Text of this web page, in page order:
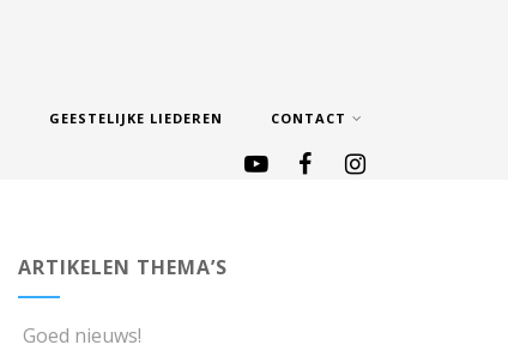
GEESTELIJKE LIEDEREN CONTACT
ARTIKELEN THEMA’S
Goed nieuws!